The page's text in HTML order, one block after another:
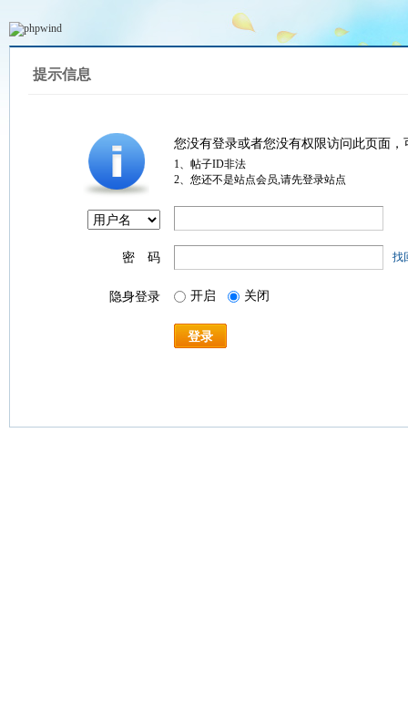
提示信息
您没有登录或者您没有权限访问此页面
1、帖子ID非法
2、您还不是站点会员,请先登录站点
密 码 找
隐身登录 开启 关闭
登录